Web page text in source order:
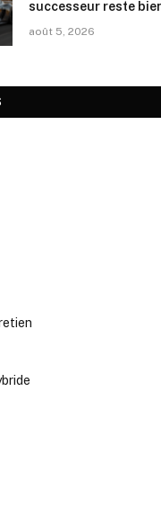
successeur reste
août 5, 2026